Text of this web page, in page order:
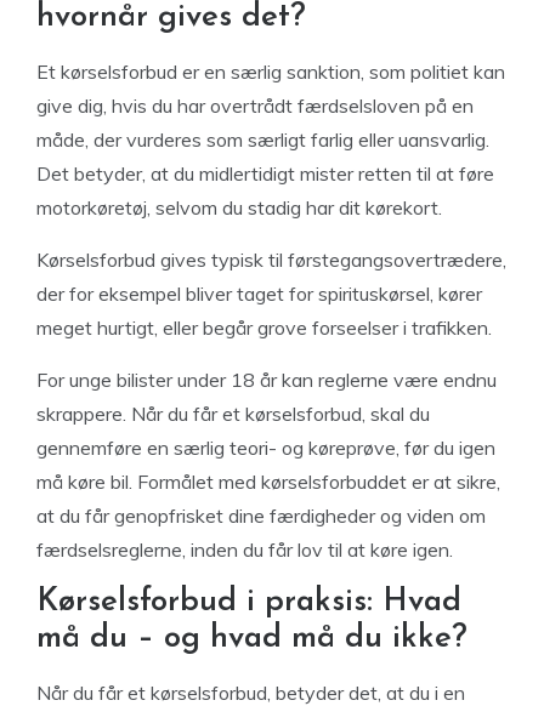
hvornår gives det?
Et kørselsforbud er en særlig sanktion, som politiet kan
give dig, hvis du har overtrådt færdselsloven på en
måde, der vurderes som særligt farlig eller uansvarlig.
Det betyder, at du midlertidigt mister retten til at føre
motorkøretøj, selvom du stadig har dit kørekort.
Kørselsforbud gives typisk til førstegangsovertrædere,
der for eksempel bliver taget for spirituskørsel, kører
meget hurtigt, eller begår grove forseelser i trafikken.
For unge bilister under 18 år kan reglerne være endnu
skrappere. Når du får et kørselsforbud, skal du
gennemføre en særlig teori- og køreprøve, før du igen
må køre bil. Formålet med kørselsforbuddet er at sikre,
at du får genopfrisket dine færdigheder og viden om
færdselsreglerne, inden du får lov til at køre igen.
Kørselsforbud i praksis: Hvad
må du – og hvad må du ikke?
Når du får et kørselsforbud, betyder det, at du i en